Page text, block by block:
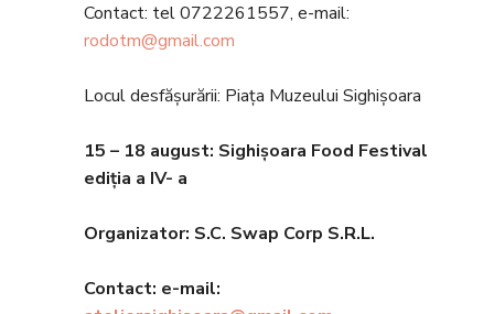
Contact: tel 0722261557, e-mail:
rodotm@gmail.com
Locul desfășurării: Piața Muzeului Sighișoara
15 – 18 august: Sighișoara Food Festival
ediția a IV- a
Organizator: S.C. Swap Corp S.R.L.
Contact: e-mail: